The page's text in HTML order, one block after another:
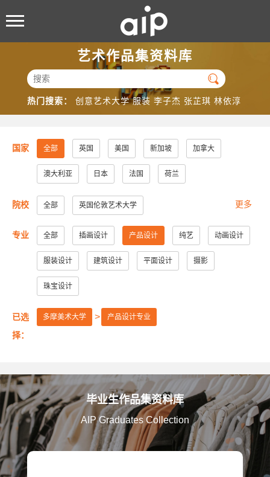
艺术作品集资料库

热门搜索： 创意艺术大学 服装 李子杰 张芷琪 林依淳
国家 全部 英国 美国 新加坡 加拿大
澳大利亚 日本 法国 荷兰
院校 全部 英国伦敦艺术大学
美国加州大学洛杉矶分校 美国加州大学圣地亚哥分校
美国纽约视觉艺术学院 美国帕森斯设计学院
美国艺术中心设计学院
美国纽约普瑞特艺术学院
美国芝加哥艺术学院 英国赫特福德大学
英国金斯顿大学 英国格拉斯哥艺术学院
英国曼彻斯特城市大学 英国提赛德大学
更多
专业 全部 插画设计 产品设计 纯艺 动画设计
服装设计 建筑设计 平面设计 摄影
珠宝设计
已选
择：
多摩美术大学 产品设计专业
毕业生作品集资料库
AIP Graduates Collection